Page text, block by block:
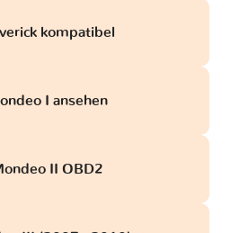
kompatibel
I ansehen
II OBD2